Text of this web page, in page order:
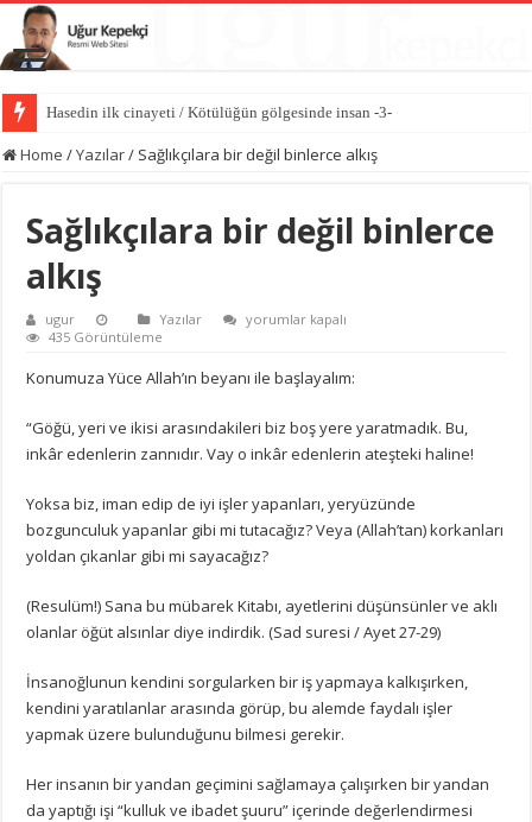
Hasedin ilk cinayeti / Kötülüğün gölgesinde insan -3-
Home /Yazılar/ Sağlıkçılara bir değil binlerce alkış
Sağlıkçılara bir değil binlerce
alkış
ugur Yazılar
Sağlıkçılara
binlerce
alkış
yorumlar kapalı
435 Görüntüleme
Konumuza Yüce Allah’ın beyanı ile başlayalım:
“Göğü, yeri ve ikisi arasındakileri biz boş yere yaratmadık. Bu,
inkâr edenlerin zannıdır. Vay o inkâr edenlerin ateşteki haline!
Yoksa biz, iman edip de iyi işler yapanları, yeryüzünde
bozgunculuk yapanlar gibi mi tutacağız? Veya (Allah’tan) korkanları
yoldan çıkanlar gibi mi sayacağız?
(Resulüm!) Sana bu mübarek Kitabı, ayetlerini düşünsünler ve aklı
olanlar öğüt alsınlar diye indirdik. (Sad suresi / Ayet 27-29)
İnsanoğlunun kendini sorgularken bir iş yapmaya kalkışırken,
kendini yaratılanlar arasında görüp, bu alemde faydalı işler
yapmak üzere bulunduğunu bilmesi gerekir.
Her insanın bir yandan geçimini sağlamaya çalışırken bir yandan
da yaptığı işi “kulluk ve ibadet şuuru” içerinde değerlendirmesi